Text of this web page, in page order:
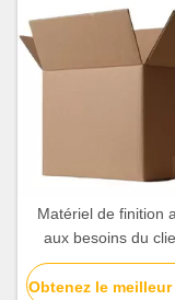
Matériel de finition
aux besoins du
papier ondulé de
Laminatoin de
Obtenez le